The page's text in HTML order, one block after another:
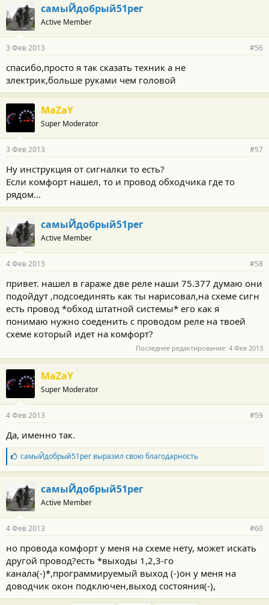
о
д
а
н
с
т
и
:
самыЙдобрый51рег
Active Member
3 Фев 2013 #56
спасибо,просто я так сказать техник а не
злектрик,больше руками чем головой
MaZaY
Super Moderator
3 Фев 2013 #57
Ну инструкция от сигналки то есть?
Если комфорт нашел, то и провод обходчика где то
рядом...
самыЙдобрый51рег
Active Member
4 Фев 2013 #58
привет. нашел в гараже две реле наши 75.377 думаю они
подойдут ,подсоединять как ты нарисовал,на схеме сигн
есть провод *обход штатной системы* его как я
понимаю нужно соеденить с проводом реле на твоей
схеме который идет на комфорт?
Последнее редактирование: 4 Фев 2013
MaZaY
Super Moderator
4 Фев 2013 #59
Да, именно так.
Б
л
а
о
д
а
н
с
т
и
самыЙдобрый51регвыразил свою благодарность
самыЙдобрый51рег
Active Member
4 Фев 2013 #60
но провода комфорт у меня на схеме нету, может искать
другой провод?есть *выходы 1,2,3-го
канала(-)*,программируемый выход (-)он у меня на
доводчик окон подключен,выход состояния(-),